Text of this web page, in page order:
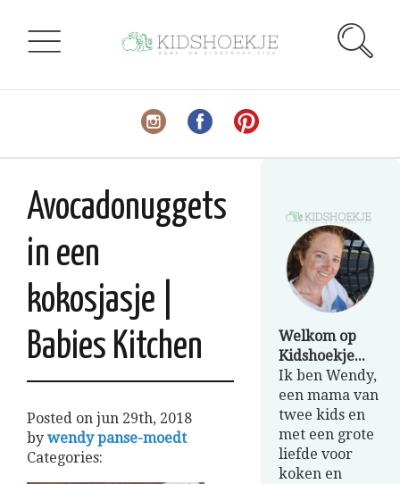
Avocadonuggets
in een
kokosjasje |
Babies Kitchen
Posted on jun 29th, 2018
by wendy panse-moedt
Categories:
Welkom op
Kidshoekje...
Ik ben Wendy,
een mama van
twee kids en
met een grote
liefde voor
koken en